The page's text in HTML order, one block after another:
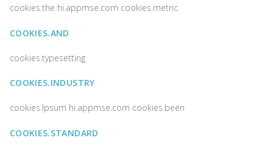
cookies.the ‌hi.appmse.com cookies.metric
COOKIES.AND
cookies.typesetting
COOKIES.INDUSTRY
cookies.Ipsum ‌hi.appmse.com cookies.been
COOKIES.STANDARD